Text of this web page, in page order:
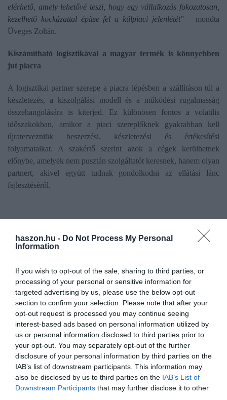
haszon.hu - Do Not Process My Personal
Information
If you wish to opt-out of the sale, sharing to third parties, or
processing of your personal or sensitive information for
targeted advertising by us, please use the below opt-out
section to confirm your selection. Please note that after your
opt-out request is processed you may continue seeing
interest-based ads based on personal information utilized by
us or personal information disclosed to third parties prior to
your opt-out. You may separately opt-out of the further
disclosure of your personal information by third parties on the
IAB’s list of downstream participants. This information may
also be disclosed by us to third parties on the IAB’s List of
Downstream Participants that may further disclose it to other
elérhető, amely lehetővé teszi, hogy egy vállalkozás fokozatosan,
kezelhető kockázattal építse fel a külpiaci jelenlétét” – mondta
Üveges Zoltán.
Kiszámítható logisztikával a magyar termék is könnyebben
jut piacra
A logisztikai partner szerepe a piacra lépésben a szállításon túl a
készletezés, a kiszolgálási modell és a működési rugalmasság
összehangolására is kiterjed. Ez különösen fontos a volatilis
időszakokban, amikor a piaci szereplőknek gyakrabban kell
újratervezniük beszerzési, készletezési és értékesítési
folyamataikat. A szakértő szerint azok a cégek kerülhetnek
előnybe, amelyek nem pusztán szolgáltatót keresnek, hanem olyan
partnert, akivel együtt tudnak gondolkodni az ellátási lánc
fejlesztéséről.
A magyar export valós lehetőségei
A jelenlegi egyensúlytalanságok a közúti áruszállításban nemcsak
kihívást, hanem lehetőséget is jelentenek a magyar vállalkozások
számára. Bizonyos relációkban a magyar exportőrök kifejezetten
kedvező díjszint mellett tudják eljuttatni termékeiket nyugat- és
közép-európai, valamint dél-európai piacokra. Ez különösen
akkor lehet versenyelőny, ha a vállalkozás gyorsan,
kiszámíthatóan és akár kisebb tételekben is képes kiszolgálni
partnereit.
A magyar cégek számára ma is adott a lehetőség, hogy a régiós
és európai piacokon növekedjenek. Nem feltétlenül a távolság a